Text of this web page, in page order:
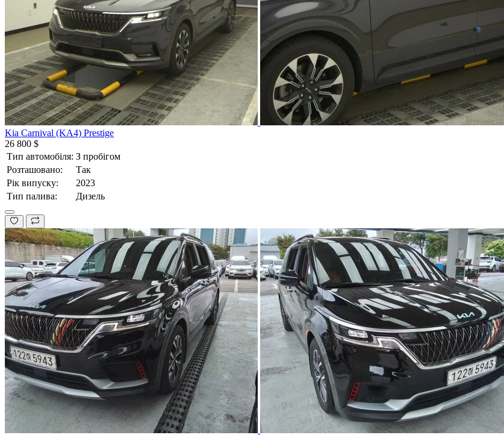
Kia Carnival (KA4) Prestige
26 800 $
Тип автомобіля: З пробігом
Розташовано:
Так
Рік випуску:
2023
Тип палива:
Дизель